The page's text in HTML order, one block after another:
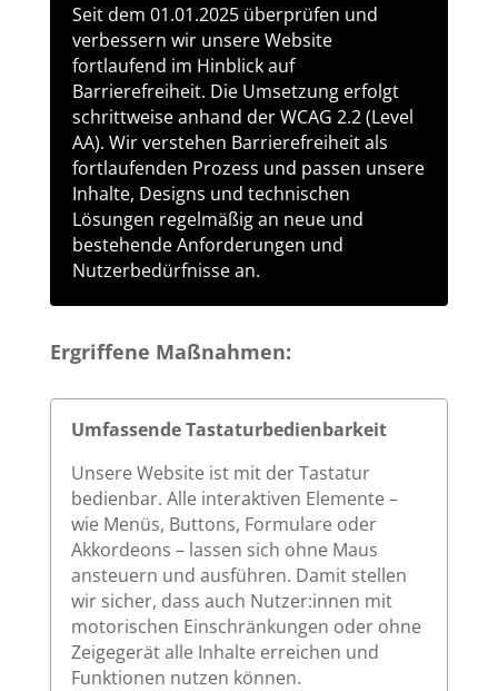
Seit dem 01.01.2025 überprüfen und
verbessern wir unsere Website
fortlaufend im Hinblick auf
Barrierefreiheit. Die Umsetzung erfolgt
schrittweise anhand der WCAG 2.2 (Level
AA). Wir verstehen Barrierefreiheit als
fortlaufenden Prozess und passen unsere
Inhalte, Designs und technischen
Lösungen regelmäßig an neue und
bestehende Anforderungen und
Nutzerbedürfnisse an.
Ergriffene Maßnahmen:
Umfassende Tastaturbedienbarkeit
Unsere Website ist mit der Tastatur
bedienbar. Alle interaktiven Elemente –
wie Menüs, Buttons, Formulare oder
Akkordeons – lassen sich ohne Maus
ansteuern und ausführen. Damit stellen
wir sicher, dass auch Nutzer:innen mit
motorischen Einschränkungen oder ohne
Zeigegerät alle Inhalte erreichen und
Funktionen nutzen können.